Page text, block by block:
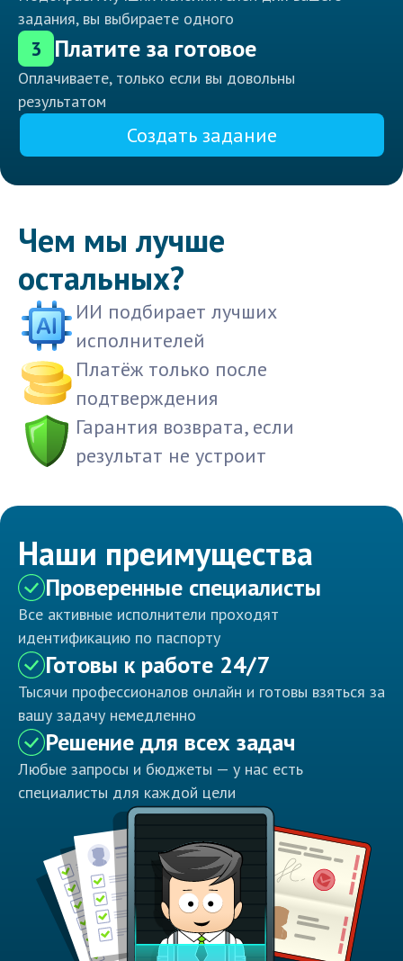
задания, вы выбираете одного
3 Платите за готовое
Оплачиваете, только если вы довольны
результатом
Создать задание
Чем мы лучше
остальных?
ИИ подбирает лучших
исполнителей
Платёж только после
подтверждения
Гарантия возврата, если
результат не устроит
Наши преимущества
Проверенные специалисты
Все активные исполнители проходят
идентификацию по паспорту
Готовы к работе 24/7
Тысячи профессионалов онлайн и готовы взяться за
вашу задачу немедленно
Решение для всех задач
Любые запросы и бюджеты — у нас есть
специалисты для каждой цели